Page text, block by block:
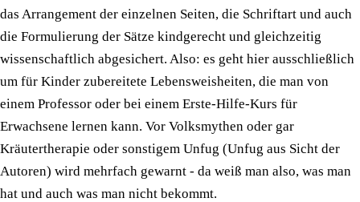
das Arrangement der einzelnen Seiten, die Schriftart und auch
die Formulierung der Sätze kindgerecht und gleichzeitig
wissenschaftlich abgesichert. Also: es geht hier ausschließlich
um für Kinder zubereitete Lebensweisheiten, die man von
einem Professor oder bei einem Erste-Hilfe-Kurs für
Erwachsene lernen kann. Vor Volksmythen oder gar
Kräutertherapie oder sonstigem Unfug (Unfug aus Sicht der
Autoren) wird mehrfach gewarnt - da weiß man also, was man
hat und auch was man nicht bekommt.